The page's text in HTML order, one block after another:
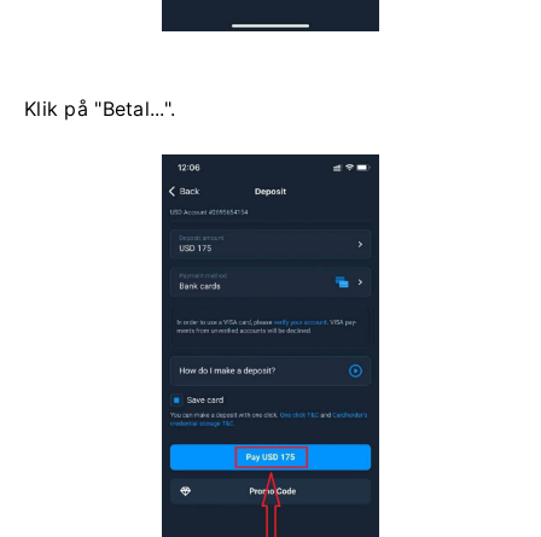
Klik på "Betal...".